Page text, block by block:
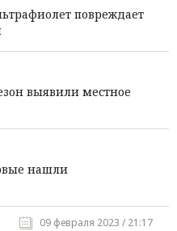
повреждает
выявили местное
нашли
09 февраля 2023 / 21:17